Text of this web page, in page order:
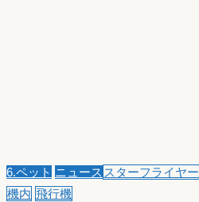
6.ペット ニュース スターフライヤー
機内 飛行機